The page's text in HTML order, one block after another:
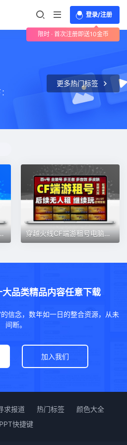
登录/注册
限时 · 首次注册即送10金币
更多热门标签
保护鸟类手抄报word模板0456 穿越火线CF端游租号电脑版账号出租可排位爆破生化6烈6盘幻神白虎
品类精品内容任意下载
信念，数年如一日的整合资源，从未
间断。
加入我们
求报道 热门标签
颜色大全
PPT快捷键